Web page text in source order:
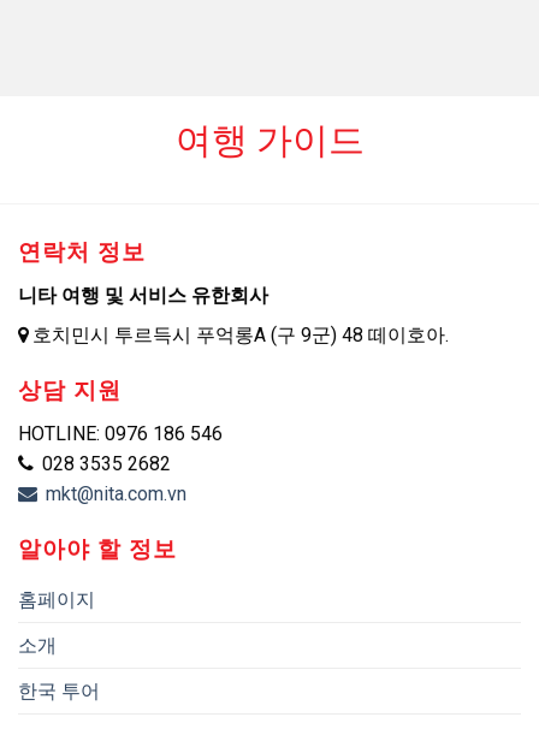
여행 가이드
연락처 정보
니타 여행 및 서비스 유한회사
호치민시 투르득시 푸억롱A (구 9군) 48 떼이호아.
상담 지원
HOTLINE: 0976 186 546
028 3535 2682
mkt@nita.com.vn
알아야 할 정보
홈페이지
소개
한국 투어